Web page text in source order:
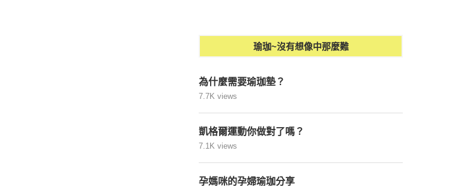
瑜珈~沒有想像中那麼難
為什麼需要瑜珈墊？
7.7K views
凱格爾運動你做對了嗎？
7.1K views
孕媽咪的孕婦瑜珈分享